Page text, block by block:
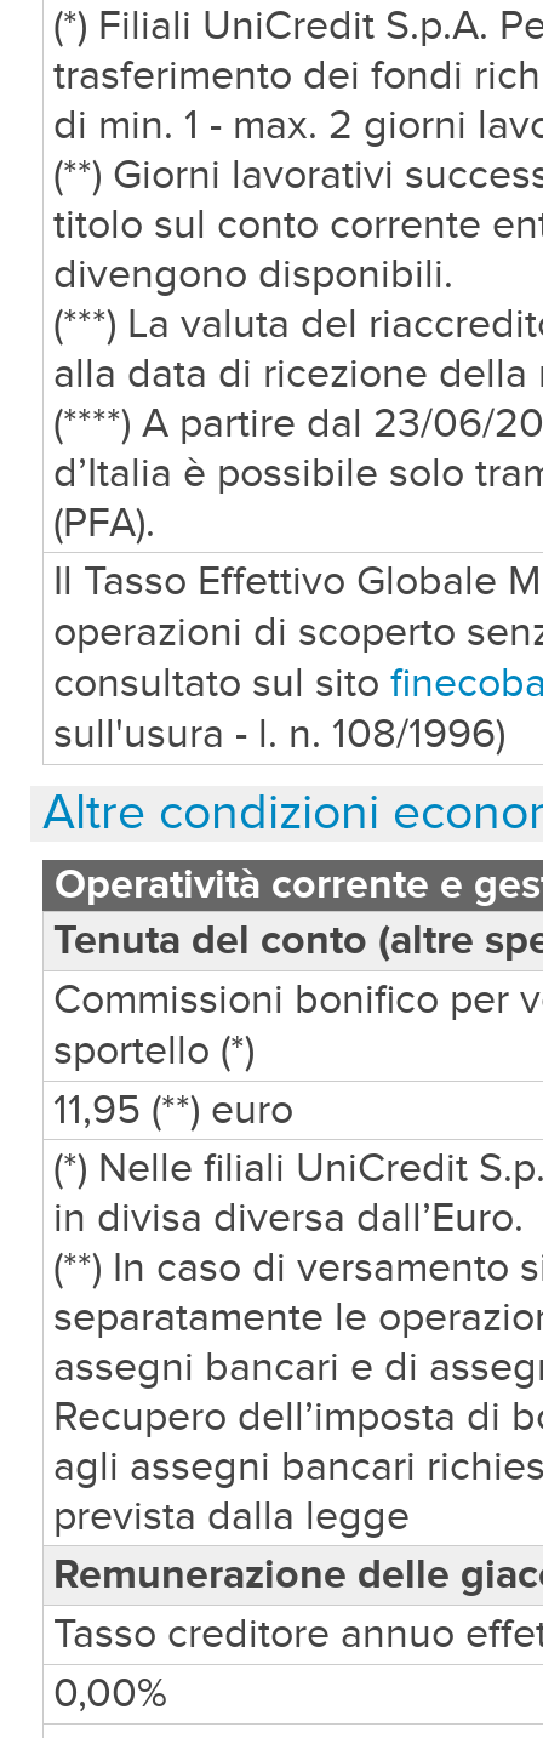
(*) Filiali UniCredit S.p.A.
trasferimento dei fondi
di min. 1 - max. 2 giorni
(**) Giorni lavorativi
titolo sul conto corrente
divengono disponibili.
(***) La valuta del
alla data di ricezione
(****) A partire dal 23/06/
d’Italia è possibile solo
(PFA).
Il Tasso Effettivo Globale
operazioni di scoperto
consultato sul sito
sull'usura - l. n. 108/1996)
Altre condizioni
Operatività corrente e
Tenuta del conto (altre
Commissioni bonifico per
sportello (*)
11,95 (**) euro
(*) Nelle filiali UniCredit
in divisa diversa dall’Euro.
(**) In caso di versamento
separatamente le
assegni bancari e di
Recupero dell’imposta di
agli assegni bancari
prevista dalla legge
Remunerazione delle
Tasso creditore annuo
0,00%